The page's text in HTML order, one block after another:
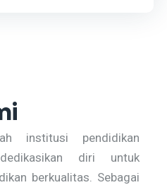
institusi pendidikan
diri untuk
berkualitas. Sebagai